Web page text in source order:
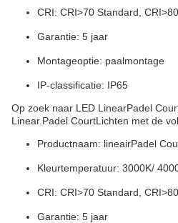
CRI: CRI>70 Standard,
Garantie: 5 jaar
Montageoptie: paalmontage
IP-classificatie: IP65
Op zoek naar LED LinearPadel
Linear. Padel CourtLichten met de
Productnaam: lineairPadel
Kleurtemperatuur: 3000K/
CRI: CRI>70 Standard,
Garantie: 5 jaar